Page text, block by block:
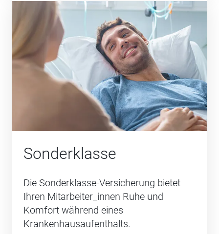
Sonderklasse
Die Sonderklasse-Versicherung bietet
Ihren Mitarbeiter_innen Ruhe und
Komfort während eines
Krankenhausaufenthalts.